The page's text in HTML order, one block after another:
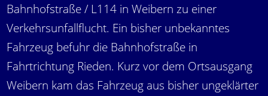
Bahnhofstraße / L114 in Weibern zu einer
Verkehrsunfallflucht. Ein bisher unbekanntes
Fahrzeug befuhr die Bahnhofstraße in
Fahrtrichtung Rieden. Kurz vor dem Ortsausgang
Weibern kam das Fahrzeug aus bisher ungeklärter